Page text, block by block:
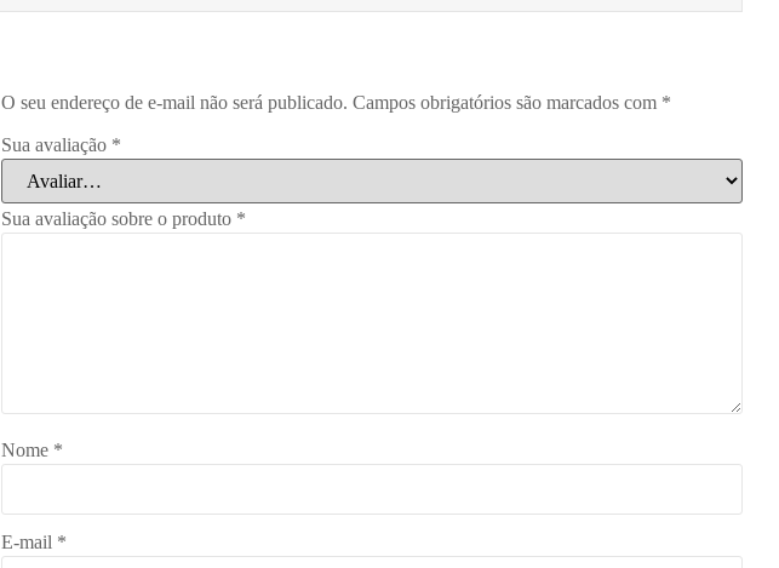
O seu endereço de e-mail não será publicado. Campos obrigatórios são marcados com *
Sua avaliação *
Sua avaliação sobre o produto *
Nome *
E-mail *